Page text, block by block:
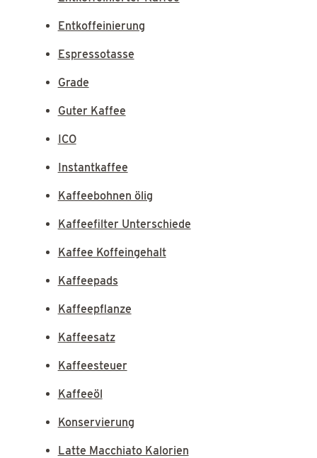
Entkoffeinierung
Espressotasse
Grade
Guter Kaffee
ICO
Instantkaffee
Kaffeebohnen ölig
Kaffeefilter Unterschiede
Kaffee Koffeingehalt
Kaffeepads
Kaffeepflanze
Kaffeesatz
Kaffeesteuer
Kaffeeöl
Konservierung
Latte Macchiato Kalorien